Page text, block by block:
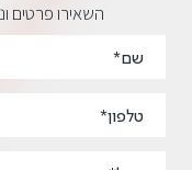
השאירו פרטים